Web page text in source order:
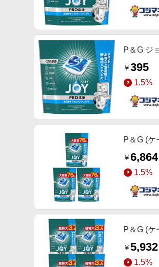
P＆G ジ
￥395
1.5%
P＆G (
￥6,864
1.5%
P＆G (
￥5,932
1.5%